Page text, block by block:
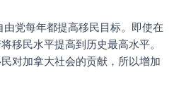
党每年都提高移民目标。即使在
移民水平提高到历史最高水平。
对加拿大社会的贡献，所以增加